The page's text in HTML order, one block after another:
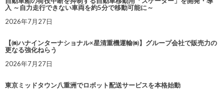
入 ～自力走行できない車両を約5分で移動可能に～
2026年7月27日
【㈱ハナインターナショナル×星清重機運輸㈱】グループ会社で販売力の
更なる強化ねらう
2026年7月27日
東京ミッドタウン八重洲でロボット配送サービスを本格始動